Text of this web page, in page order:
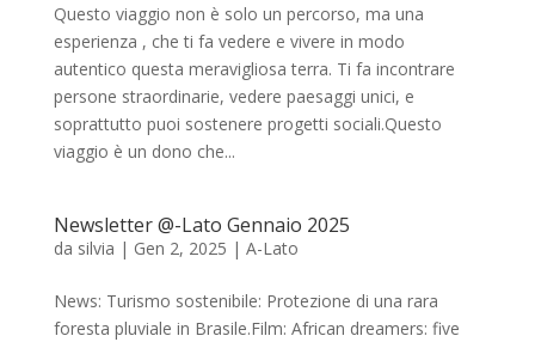
Questo viaggio non è solo un percorso, ma una
esperienza , che ti fa vedere e vivere in modo
autentico questa meravigliosa terra. Ti fa incontrare
persone straordinarie, vedere paesaggi unici, e
soprattutto puoi sostenere progetti sociali.Questo
viaggio è un dono che...
Newsletter @-Lato Gennaio 2025
da silvia | Gen 2, 2025 | A-Lato
News: Turismo sostenibile: Protezione di una rara
foresta pluviale in Brasile.Film: African dreamers: five